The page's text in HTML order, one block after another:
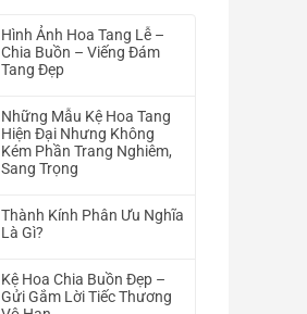
Hình Ảnh Hoa Tang Lễ –
Chia Buồn – Viếng Đám
Tang Đẹp
có
bình
luận
ở
Hình
Hoa
Tang
Chia
Buồn
Những Mẫu Kệ Hoa Tang
Hiện Đại Nhưng Không
Kém Phần Trang Nghiêm,
Sang Trọng
có
bình
luận
Những
Mẫu
Thành Kính Phân Ưu Nghĩa
Là Gì?
có
bình
luận
Kệ Hoa Chia Buồn Đẹp –
Gửi Gắm Lời Tiếc Thương